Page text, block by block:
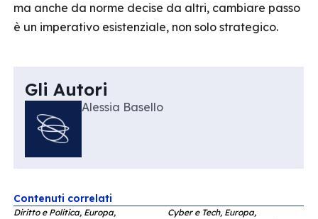
ma anche da norme decise da altri, cambiare passo
è un imperativo esistenziale, non solo strategico.
Gli Autori
Alessia Basello
Contenuti correlati
Diritto e Politica, Europa,
Cyber e Tech, Europa,